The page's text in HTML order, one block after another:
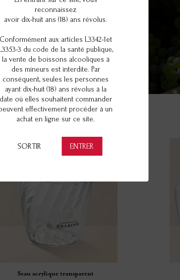
reconnaissez
avoir dix-huit ans (18) ans révolus.
Conformément aux articles L3342-1et
3 du code de la santé publique,
la vente de boissons alcooliques à
des mineurs est interdite. Par
conséquent, seules les personnes
ayant dix-huit (18) ans révolus à la
date où elles souhaitent commander
effectivement procéder à un
achat en ligne sur ce site.
SORTIR ENTRER
DE SERVICE
AVEC STYLE
Seau acrylique transparent